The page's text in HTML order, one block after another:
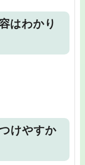
はわかり
けやすか